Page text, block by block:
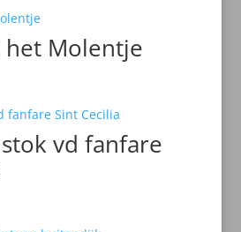
het Molentje
vd fanfare